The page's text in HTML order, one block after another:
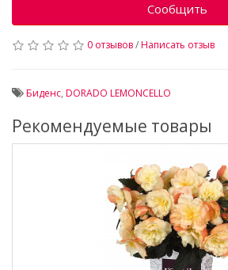
Сообщить
0 отзывов/Написать отзыв
Биденс, DORADO LEMONCELLO
Рекомендуемые товары